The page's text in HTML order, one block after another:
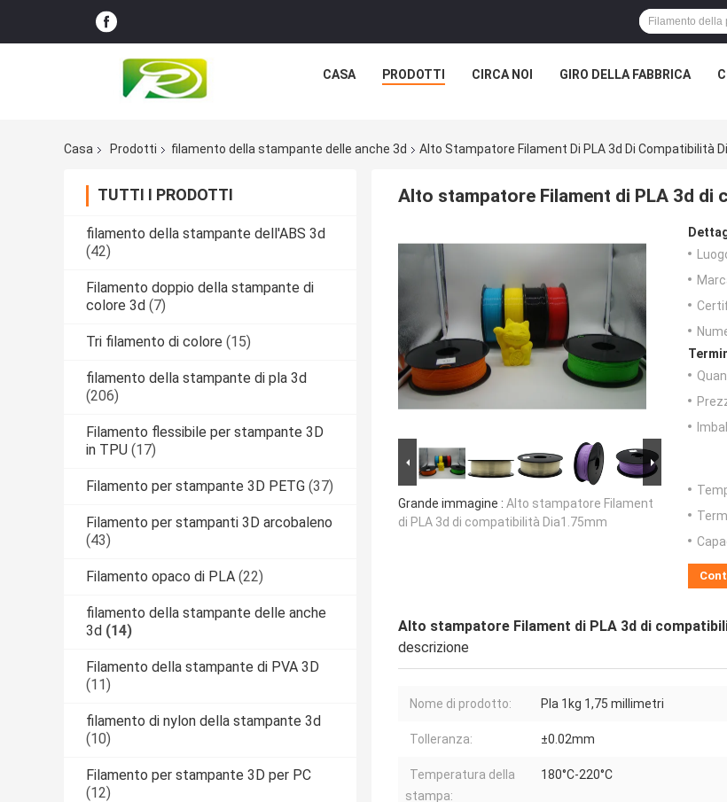
CASA PRODOTTI CIRCA NOI GIRO DELLA FABBRICA
Casa Prodotti filamento della stampante delle anche 3d Alto Stampatore Filament Di PLA 3d Di Compatibilità
TUTTI I PRODOTTI
filamento della stampante dell'ABS 3d
(42)
Filamento doppio della stampante di
colore 3d (7)
Tri filamento di colore (15)
filamento della stampante di pla 3d
(206)
Filamento flessibile per stampante 3D
in TPU (17)
Filamento per stampante 3D PETG (37)
Filamento per stampanti 3D arcobaleno
(43)
Filamento opaco di PLA (22)
filamento della stampante delle anche
3d (14)
Filamento della stampante di PVA 3D
(11)
filamento di nylon della stampante 3d
(10)
Filamento per stampante 3D per PC
(12)
Alto stampatore Filament di PLA 3d di
Grande immagine : Alto stampatore Filament
di PLA 3d di compatibilità Dia1.75mm
Alto stampatore Filament di PLA 3d di
descrizione
Nome di prodotto: Pla 1kg 1,75 millimetri
Tolleranza: ±0.02mm
Temperatura della
stampa:
180°C-220°C